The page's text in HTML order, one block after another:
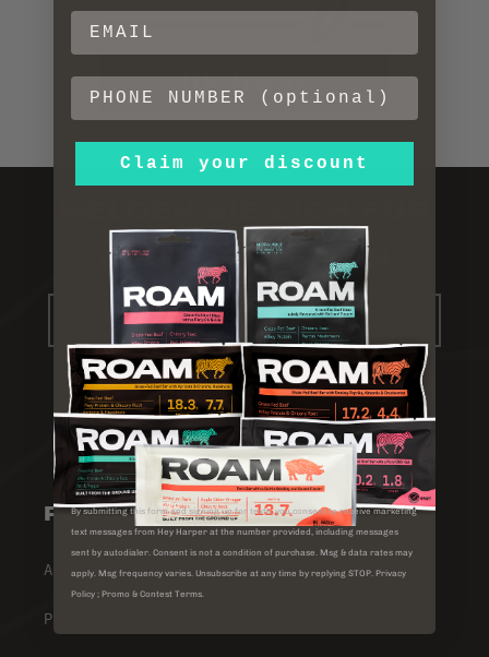
DEN ROAM-
NEWSLETTER AN
E-Mail
PRODUKTE
ALLE PRODUKTE
PAKETE
Claim your discount
By submitting this form and signing up for texts, you consent to receive marketing
text messages from Hey Harper at the number provided, including messages
sent by autodialer. Consent is not a condition of purchase. Msg & data rates may
apply. Msg frequency varies. Unsubscribe at any time by replying STOP. Privacy
Policy ; Promo & Contest Terms.